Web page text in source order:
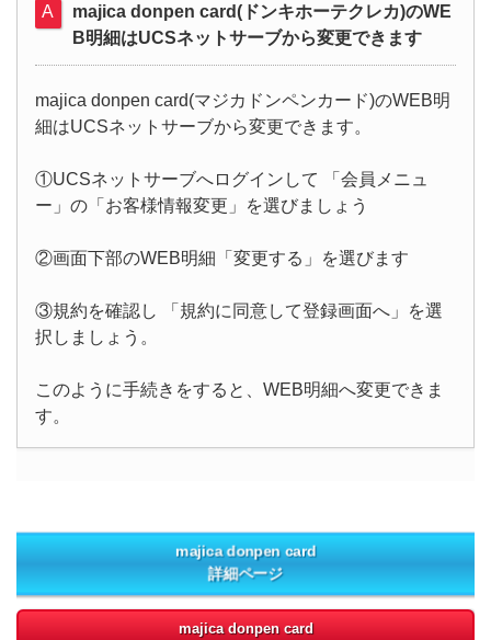
majica donpen card(ドンキホーテクレカ)のWE
B明細はUCSネットサーブから変更できます
majica donpen card(マジカドンペンカード)のWEB明
細はUCSネットサーブから変更できます。
①UCSネットサーブへログインして 「会員メニュ
ー」の「お客様情報変更」を選びましょう
②画面下部のWEB明細「変更する」を選びます
③規約を確認し 「規約に同意して登録画面へ」を選
択しましょう。
このように手続きをすると、WEB明細へ変更できま
す。
majica donpen card
詳細ページ
majica donpen card